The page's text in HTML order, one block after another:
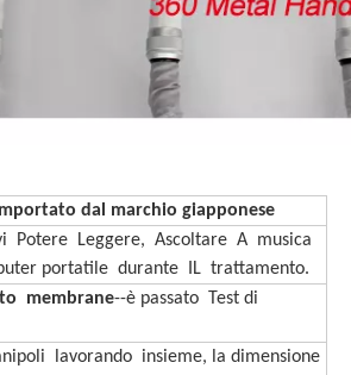
dal marchio giapponese
Potere Leggere, Ascoltare A musica
portatile durante IL trattamento.
membrane--è passato Test di
lavorando insieme, la dimensione